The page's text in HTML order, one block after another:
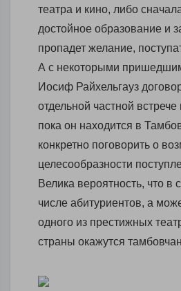
театра и кино, либо
достойное образование и
пропадет желание,
А с некоторыми
Иосиф Райхельгауз
отдельной частной встрече
пока он находится в
конкретно поговорить о
целесообразности
Велика вероятность, что в
числе абитуриентов, а
одного из престижных
страны окажутся